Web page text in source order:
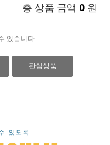
총 상품 금액 0 원
있습니다
관심상품